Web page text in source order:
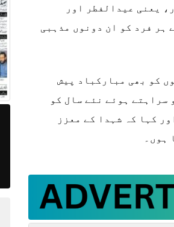
سارا جہان پاکستان
یعنی عیدالفطر اور
ہر فرد کو ان دونوں مذہبی
کو بھی مبارکباد پیش
سراہتے ہوئے نئے سال کو
کہا کہ شہدا کے معزز